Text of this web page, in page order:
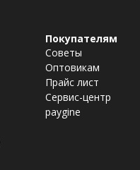
Покупателям
Советы
Оптовикам
Прайс лист
Сервис-центр
paygine